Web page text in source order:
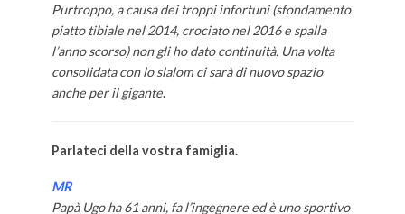
Purtroppo, a causa dei troppi infortuni (sfondamento
piatto tibiale nel 2014, crociato nel 2016 e spalla
l’anno scorso) non gli ho dato continuità. Una volta
consolidata con lo slalom ci sarà di nuovo spazio
anche per il gigante.
Parlateci della vostra famiglia.
MR
Papà Ugo ha 61 anni, fa l’ingegnere ed è uno sportivo